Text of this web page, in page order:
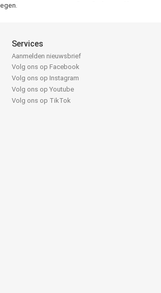
Services
Aanmelden nieuwsbrief
Volg ons op Facebook
Volg ons op Instagram
Volg ons op Youtube
Volg ons op TikTok